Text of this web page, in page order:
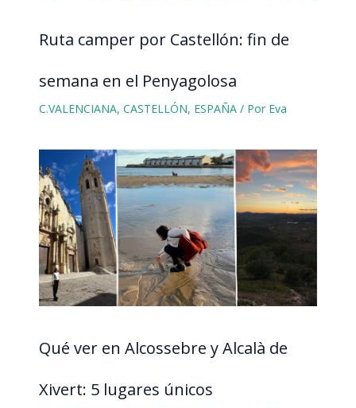
Ruta camper por Castellón: fin de
semana en el Penyagolosa
C.VALENCIANA, CASTELLÓN, ESPAÑA/ Por Eva
Qué ver en Alcossebre y Alcalà de
Xivert: 5 lugares únicos